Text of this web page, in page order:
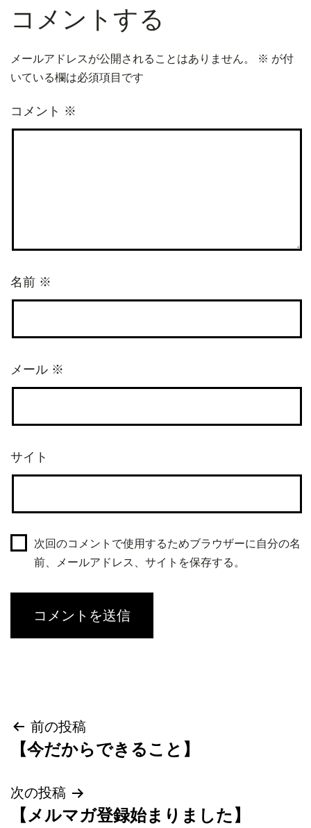
コメントする
メールアドレスが公開されることはありません。 ※ が付
いている欄は必須項目です
コメント ※
名前 ※
メール ※
サイト
次回のコメントで使用するためブラウザーに自分の名
前、メールアドレス、サイトを保存する。
投
稿
ナ
前の投稿
【今だからできること】
次の投稿
【メルマガ登録始まりました】